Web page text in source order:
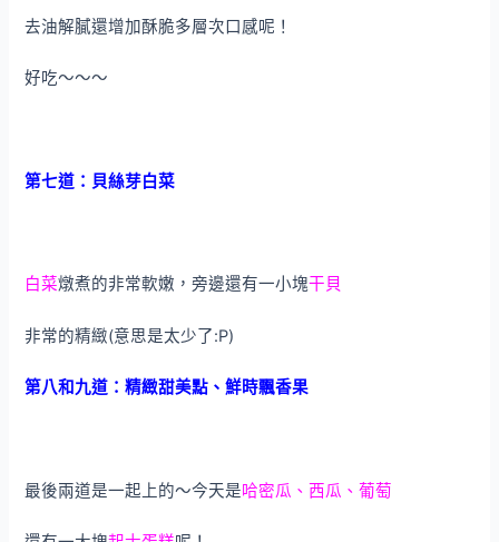
去油解膩還增加酥脆多層次口感呢！
好吃～～～
第七道：貝絲芽白菜
白菜燉煮的非常軟嫩，旁邊還有一小塊干貝
非常的精緻(意思是太少了:P)
第八和九道：精緻甜美點、鮮時飄香果
最後兩道是一起上的～今天是哈密瓜、西瓜、葡萄